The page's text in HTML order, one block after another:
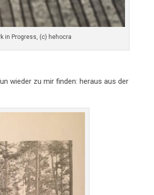
in Progress, (c) hehocra
wieder zu mir finden: heraus aus der